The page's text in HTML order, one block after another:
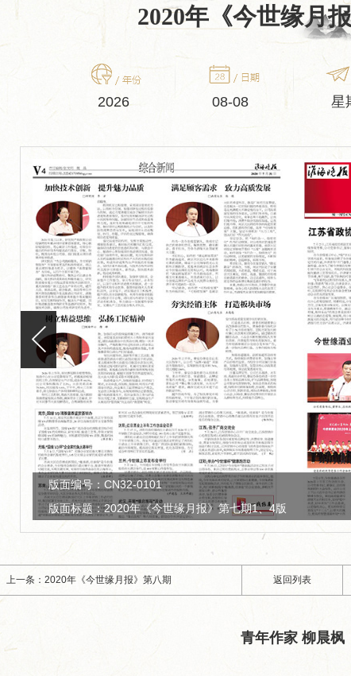
2020年《今世缘月
2026 08-08 星
版面编号：CN32-0101
版面标题：2020年《今世缘月报》第七期2、3版
上一条：2020年《今世缘月报》第八期 返回列表
青年作家 柳晨枫